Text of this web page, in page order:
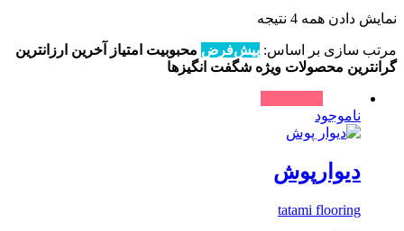
نمایش دادن همه 4 نتیجه
مرتب سازی بر اساس: پیش‌فرض محبوبیت امتیاز آخرین ارزانترین
گرانترین محصولات ویژه شگفت انگیزها
ناموجود
دیوارپوش
tatami flooring